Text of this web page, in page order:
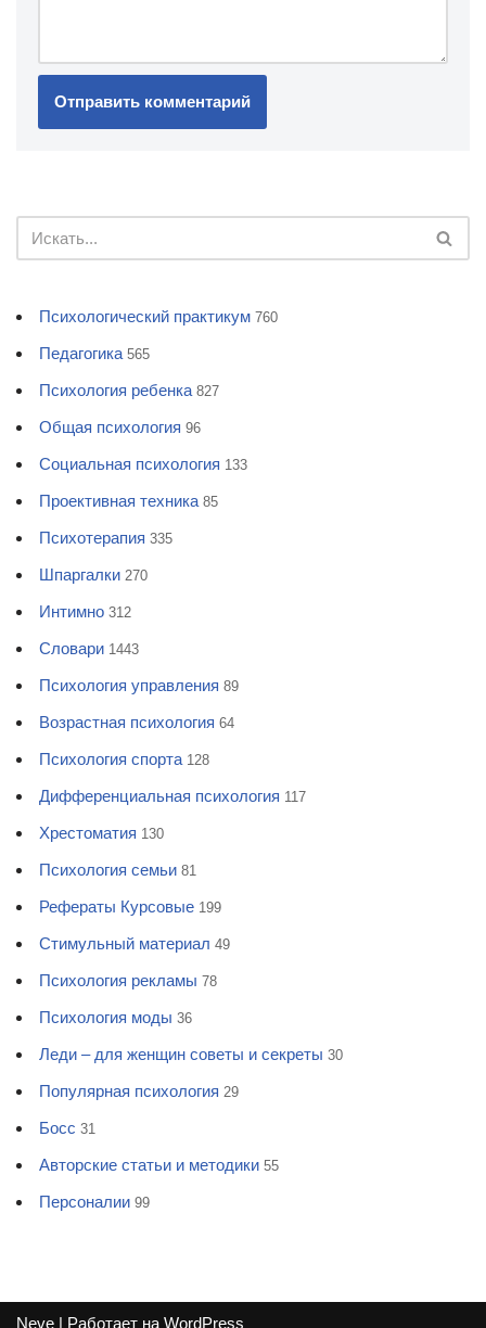
Психологический практикум 760
Педагогика 565
Психология ребенка 827
Общая психология 96
Социальная психология 133
Проективная техника 85
Психотерапия 335
Шпаргалки 270
Интимно 312
Словари 1443
Психология управления 89
Возрастная психология 64
Психология спорта 128
Дифференциальная психология 117
Хрестоматия 130
Психология семьи 81
Рефераты Курсовые 199
Стимульный материал 49
Психология рекламы 78
Психология моды 36
Леди – для женщин советы и секреты 30
Популярная психология 29
Босс 31
Авторские статьи и методики 55
Персоналии 99
Neve | Работает на WordPress